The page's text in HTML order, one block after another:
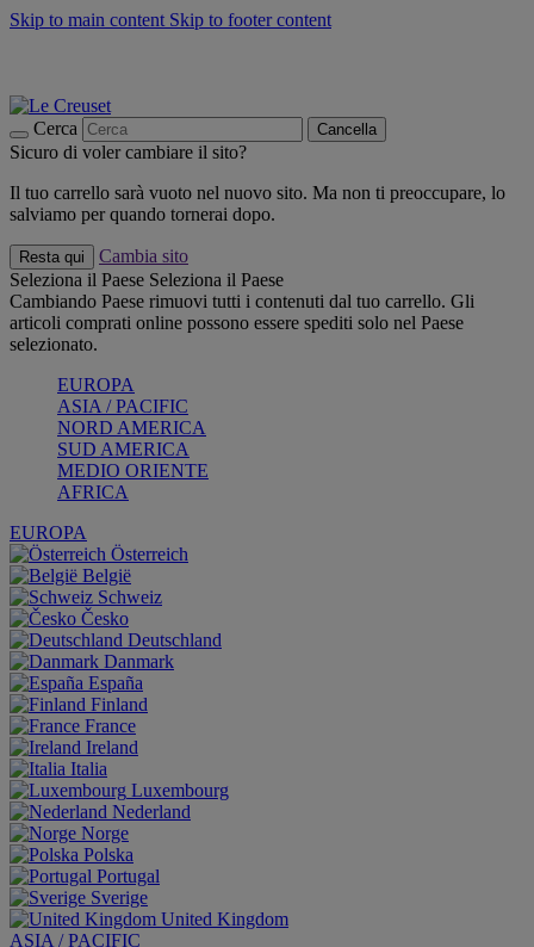
Skip to main content Skip to footer content
Cerca Cancella
Sicuro di voler cambiare il sito?
Il tuo carrello sarà vuoto nel nuovo sito. Ma non ti preoccupare, lo
salviamo per quando tornerai dopo.
Resta qui
Cambia sito
Seleziona il Paese Seleziona il Paese
Cambiando Paese rimuovi tutti i contenuti dal tuo carrello. Gli
articoli comprati online possono essere spediti solo nel Paese
selezionato.
EUROPA
ASIA / PACIFIC
NORD AMERICA
SUD AMERICA
MEDIO ORIENTE
AFRICA
EUROPA
Österreich
België
Schweiz
Česko
Deutschland
Danmark
España
Finland
France
Ireland
Italia
Luxembourg
Nederland
Norge
Polska
Portugal
Sverige
United Kingdom
ASIA / PACIFIC